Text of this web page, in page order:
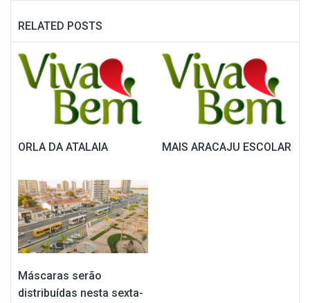
RELATED POSTS
ORLA DA ATALAIA MAIS ARACAJU ESCOLAR
Máscaras serão
distribuídas nesta sexta-